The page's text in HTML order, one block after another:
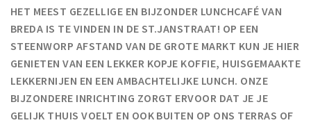
Uitjes & activiteiten
Toeristische routes
Natuurgebieden
Baroniepoorten
Sport
HET MEEST GEZELLIGE EN BIJZONDER LUNCHCAFÉ VAN
BREDA IS TE VINDEN IN DE ST.JANSTRAAT! OP EEN
STEENWORP AFSTAND VAN DE GROTE MARKT KUN JE HIER
GENIETEN VAN EEN LEKKER KOPJE KOFFIE, HUISGEMAAKTE
LEKKERNIJEN EN EEN AMBACHTELIJKE LUNCH. ONZE
BIJZONDERE INRICHTING ZORGT ERVOOR DAT JE JE
GELIJK THUIS VOELT EN OOK BUITEN OP ONS TERRAS OF